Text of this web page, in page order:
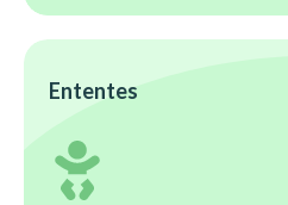
Ententes